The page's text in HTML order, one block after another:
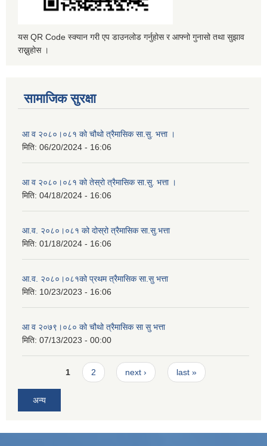
यस QR Code स्क्यान गरी एप डाउनलोड गर्नुहोस र आफ्नो गुनासो तथा सुझाव
राख्नुहोस ।
सामाजिक सुरक्षा
आ व २०८०।०८१ को चौथो त्रैमासिक सा.सु. भत्ता ।
मिति: 06/20/2024 - 16:06
आ व २०८०।०८१ को तेस्रो त्रैमासिक सा.सु. भत्ता ।
मिति: 04/18/2024 - 16:06
आ.व. २०८०।०८१ को दोस्रो त्रैमासिक सा.सु.भत्ता
मिति: 01/18/2024 - 16:06
आ.व. २०८०।०८१को प्रथम त्रैमासिक सा.सु भत्ता
मिति: 10/23/2023 - 16:06
आ व २०७९।०८० को चौथो त्रैमासिक सा सु भत्ता
मिति: 07/13/2023 - 00:00
Pages1 2 next › last »
अन्य